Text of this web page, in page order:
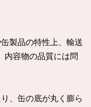
製品の特性上、輸送
内容物の品質には問
、缶の底が丸く膨ら